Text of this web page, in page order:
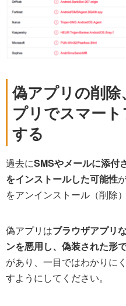
偽アプリの削
プリでスマー
する
過去にSMSやメールに添付
をインストールした可能性
をアンインストール（削除
偽アプリはブラウザアプリ
ンを悪用し、偽装された形
があり、一目ではわかりに
すようにしてください。